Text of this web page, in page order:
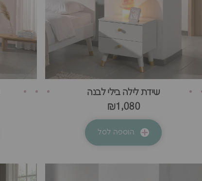
שידת לילה בילי לבנה
₪1,080
הוספה לסל